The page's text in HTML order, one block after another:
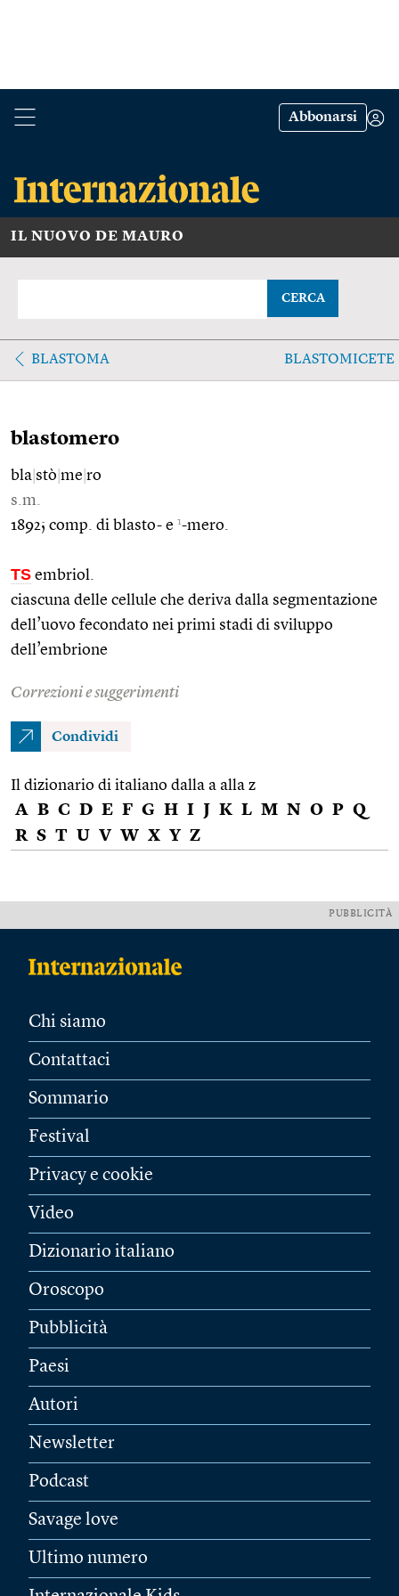
Abbonarsi
IL NUOVO DE MAURO
CERCA
BLASTOMA BLASTOMICETE
blastomero
bla stò me ro
s.m.
1892; comp. di blasto- e 1-mero.
TS embriol.
ciascuna delle cellule che deriva dalla segmentazione
dell’uovo fecondato nei primi stadi di sviluppo
dell’embrione
Correzioni e suggerimenti
Condividi
Il dizionario di italiano dalla a alla z
A B C D E F G H I J K L M N O P Q
R S T U V W X Y Z
PUBBLICITÀ
Chi siamo
Contattaci
Sommario
Festival
Privacy e cookie
Video
Dizionario italiano
Oroscopo
Pubblicità
Paesi
Autori
Newsletter
Podcast
Savage love
Ultimo numero